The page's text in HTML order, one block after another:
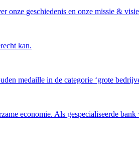
onze geschiedenis en onze missie &
kan.
medaille in de categorie ‘grote
economie. Als gespecialiseerde